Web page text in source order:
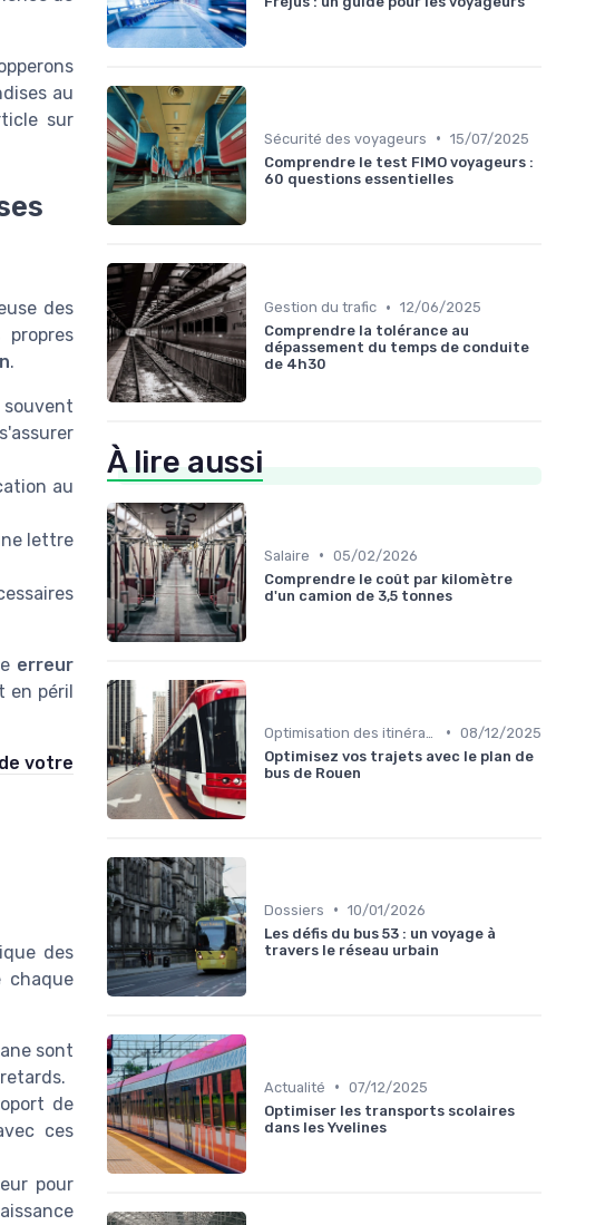
au
sur
des
propres
.
au
lettre
erreur
péril
votre
des
chaque
sont
de
ces
pour
Sécurité des voyageurs • 15/07/2025
Comprendre le test FIMO voyageurs :
60 questions essentielles
Gestion du trafic • 12/06/2025
Comprendre la tolérance au
dépassement du temps de conduite
de 4h30
À lire aussi
Salaire • 05/02/2026
Comprendre le coût par kilomètre
d'un camion de 3,5 tonnes
• 08/12/2025
Optimisez vos trajets avec le plan de
bus de Rouen
Dossiers • 10/01/2026
Les défis du bus 53 : un voyage à
travers le réseau urbain
Actualité • 07/12/2025
Optimiser les transports scolaires
dans les Yvelines